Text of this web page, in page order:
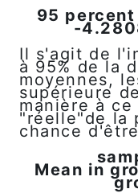
95
-
Il s'agit de
à 95% de la
moyennes,
supérieure
manière à
"réelle"de la
chance
Mean in